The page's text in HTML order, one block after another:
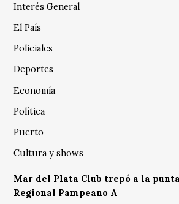
Interés General
El País
Policiales
Deportes
Economía
Política
Puerto
Cultura y shows
Mar del Plata Club trepó a la
Regional Pampeano A